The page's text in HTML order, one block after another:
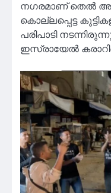
നഗരമാണ് തെൽ
കൊല്ലപ്പെട്ട
പരിപാടി
ഇസ്രായേൽ